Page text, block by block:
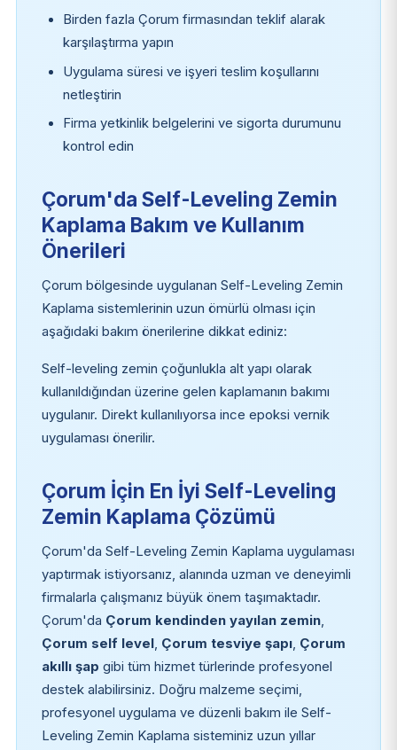
Birden fazla Çorum firmasından teklif alarak
karşılaştırma yapın
Uygulama süresi ve işyeri teslim koşullarını
netleştirin
Firma yetkinlik belgelerini ve sigorta durumunu
kontrol edin
Çorum'da Self-Leveling Zemin
Kaplama Bakım ve Kullanım
Önerileri
Çorum bölgesinde uygulanan Self-Leveling Zemin
Kaplama sistemlerinin uzun ömürlü olması için
aşağıdaki bakım önerilerine dikkat ediniz:
Self-leveling zemin çoğunlukla alt yapı olarak
kullanıldığından üzerine gelen kaplamanın bakımı
uygulanır. Direkt kullanılıyorsa ince epoksi vernik
uygulaması önerilir.
Çorum İçin En İyi Self-Leveling
Zemin Kaplama Çözümü
Çorum'da Self-Leveling Zemin Kaplama uygulaması
yaptırmak istiyorsanız, alanında uzman ve deneyimli
firmalarla çalışmanız büyük önem taşımaktadır.
Çorum'da Çorum kendinden yayılan zemin,
Çorum self level, Çorum tesviye şapı, Çorum
akıllı şap gibi tüm hizmet türlerinde profesyonel
destek alabilirsiniz. Doğru malzeme seçimi,
profesyonel uygulama ve düzenli bakım ile Self-
Leveling Zemin Kaplama sisteminiz uzun yıllar